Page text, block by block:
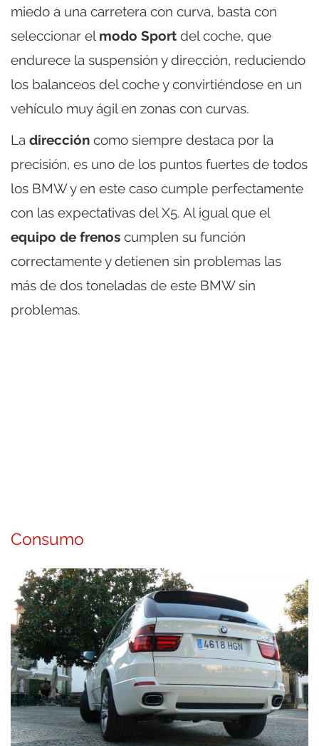
miedo a una carretera con curva, basta con
seleccionar el modo Sport del coche, que
endurece la suspensión y dirección, reduciendo
los balanceos del coche y convirtiéndose en un
vehículo muy ágil en zonas con curvas.
La dirección como siempre destaca por la
precisión, es uno de los puntos fuertes de todos
los BMW y en este caso cumple perfectamente
con las expectativas del X5. Al igual que el
equipo de frenos cumplen su función
correctamente y detienen sin problemas las
más de dos toneladas de este BMW sin
problemas.
Consumo